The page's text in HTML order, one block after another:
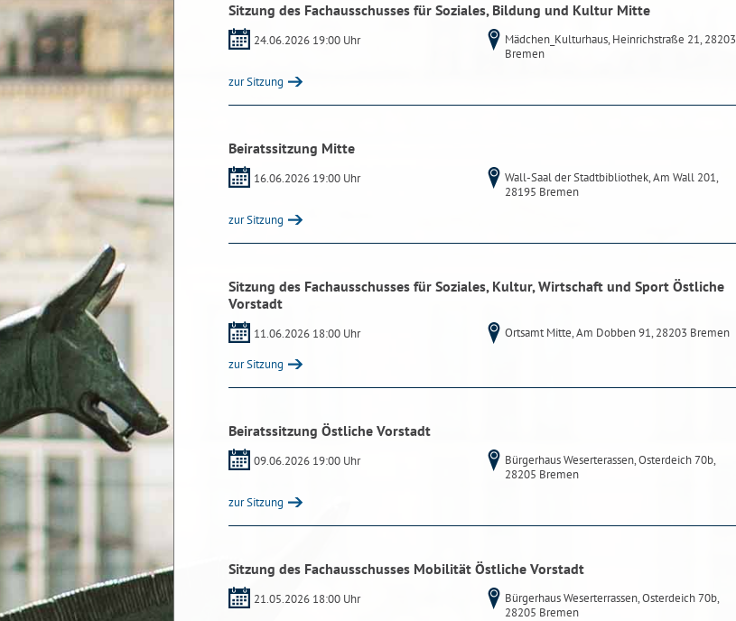
Sitzung des Fachausschusses für Soziales, Bildung und Kultur Mitte
24.06.2026 19:00 Uhr
Mädchen_Kulturhaus, Heinrichstraße 21, 28203
Bremen
zur Sitzung
Beiratssitzung Mitte
16.06.2026 19:00 Uhr
Wall-Saal der Stadtbibliothek, Am Wall 201,
28195 Bremen
zur Sitzung
Sitzung des Fachausschusses für Soziales, Kultur, Wirtschaft und Sport Östliche
Vorstadt
11.06.2026 18:00 Uhr Ortsamt Mitte, Am Dobben 91, 28203 Bremen
zur Sitzung
Beiratssitzung Östliche Vorstadt
09.06.2026 19:00 Uhr
Bürgerhaus Weserterassen, Osterdeich 70b,
28205 Bremen
zur Sitzung
Sitzung des Fachausschusses Mobilität Östliche Vorstadt
21.05.2026 18:00 Uhr
Bürgerhaus Weserterrassen, Osterdeich 70b,
28205 Bremen